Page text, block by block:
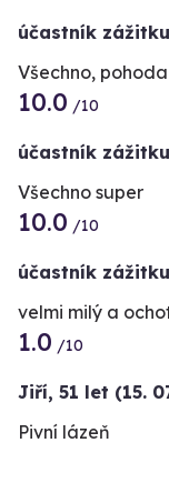
účastník zážitku
Všechno, pohoda
10.0 /10
účastník zážitku
Všechno super
10.0 /10
účastník zážitku
velmi milý a
1.0 /10
Jiří, 51 let (15.
Pivní lázeň